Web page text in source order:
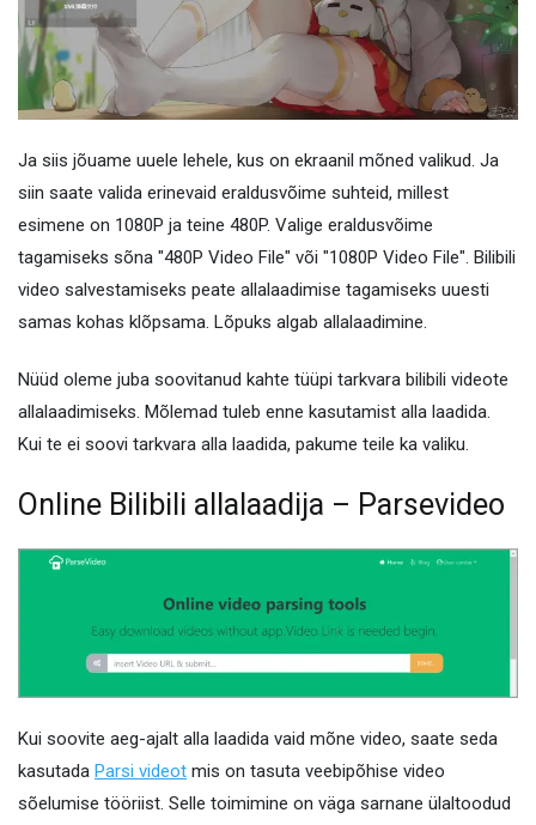
Ja siis jõuame uuele lehele, kus on ekraanil mõned valikud. Ja
siin saate valida erinevaid eraldusvõime suhteid, millest
esimene on 1080P ja teine ​​480P. Valige eraldusvõime
tagamiseks sõna "480P Video File" või "1080P Video File". Bilibili
video salvestamiseks peate allalaadimise tagamiseks uuesti
samas kohas klõpsama. Lõpuks algab allalaadimine.
Nüüd oleme juba soovitanud kahte tüüpi tarkvara bilibili videote
allalaadimiseks. Mõlemad tuleb enne kasutamist alla laadida.
Kui te ei soovi tarkvara alla laadida, pakume teile ka valiku.
Online Bilibili allalaadija – Parsevideo
Kui soovite aeg-ajalt alla laadida vaid mõne video, saate seda
kasutada Parsi videot mis on tasuta veebipõhise video
sõelumise tööriist. Selle toimimine on väga sarnane ülaltoodud